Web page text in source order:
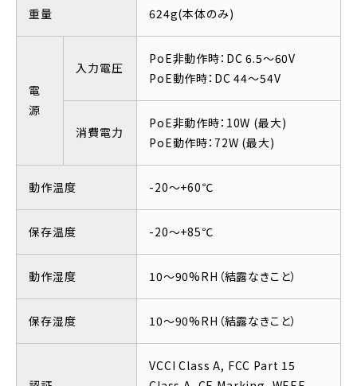
重量 624g(本体のみ)
電
源
入力電圧
PoE非動作時：DC 6.5～60V
PoE動作時：DC 44～54V
消費電力
PoE非動作時：10W (最大)
PoE動作時：72W (最大)
動作温度 -20～+60℃
保存温度 -20～+85℃
動作湿度 10～90%RH（結露なきこと）
保存湿度 10～90%RH（結露なきこと）
VCCI Class A, FCC Part 15